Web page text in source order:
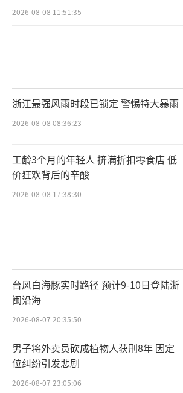
2026-08-08 11:51:35
浙江最强风雨时段已锁定 警惕特大暴雨
2026-08-08 08:36:23
工龄3个月的年轻人 挤满折扣零食店 低
价狂欢背后的辛酸
2026-08-08 17:38:30
台风白海豚实时路径 预计9-10日登陆浙
闽沿海
2026-08-07 20:35:50
男子将外卖员砍成植物人获刑8年 因定
位纠纷引发悲剧
2026-08-07 23:05:06